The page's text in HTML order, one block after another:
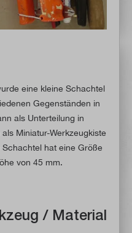
eine kleine Schachtel
Gegenständen in
als Unterteilung in
Miniatur-Werkzeugkiste
hat eine Größe
von 45 mm.
/ Material